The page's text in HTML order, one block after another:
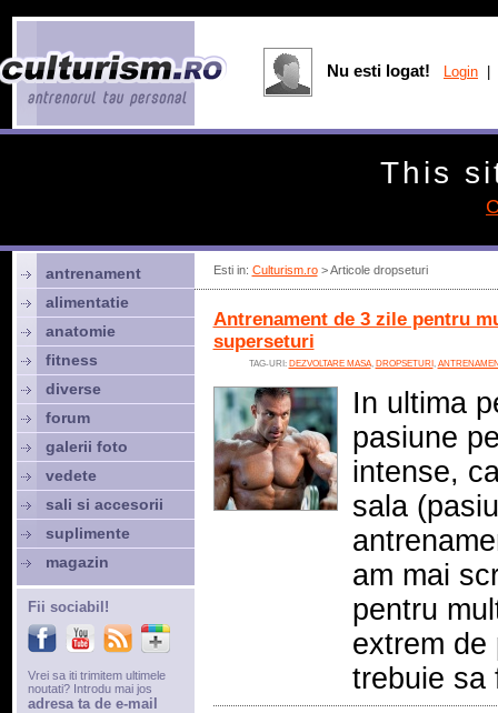
Esti in: Culturism.ro> Articole dropseturi
Antrenament de 3 zile pentru
superseturi
TAG-URI: DEZVOLTARE MASA, DROPSETURI ,
In ultima
pasiune
intense,
sala
am mai
pentru
extrem de
trebuie sa
antrenament
alimentatie
anatomie
fitness
diverse
forum
galerii foto
vedete
sali si accesorii
suplimente
magazin
Fii sociabil!
Vrei sa iti trimitem ultimele
noutati? Introdu mai jos
adresa ta de e-mail
Nu esti logat! Login
This